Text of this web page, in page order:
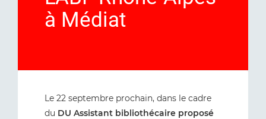
à Médiat
Le 22 septembre prochain, dans le cadre
du DU Assistant bibliothécaire proposé